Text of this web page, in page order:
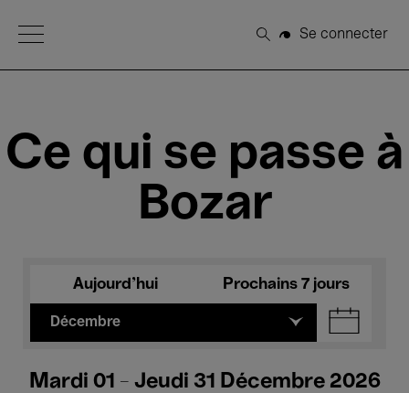
Open Menu
Rechercher
Se connecter
Ce qui se passe à
Bozar
Aujourd'hui Prochains 7 jours
Décembre
Mardi 01 - Jeudi 31 Décembre 2026